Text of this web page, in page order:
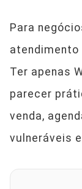
Para
atendimento
Ter apenas
parecer
venda,
vulneráveis